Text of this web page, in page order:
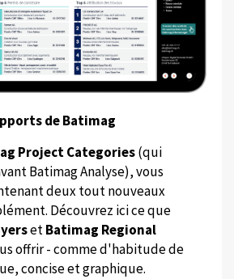
de Batimag
Project Categories(qui
Batimag Analyse), vous
deux tout nouveaux
Découvrez ici ce que
etBatimag Regional
offrir - comme d'habitude de
concise et graphique.